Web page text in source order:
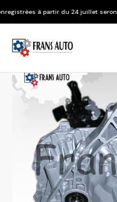
24 juillet seront livrées à partir